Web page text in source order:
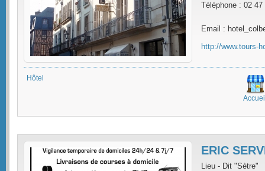
Téléphone : 02 47
Email :
http://www.tours-
Hôtel
ERIC
Lieu - Dit "Sètre"